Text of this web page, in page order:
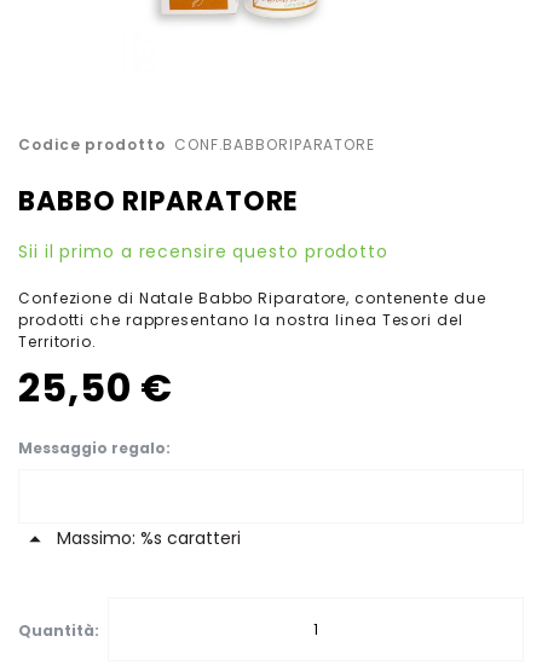
Codice prodotto CONF.BABBORIPARATORE
BABBO RIPARATORE
Sii il primo a recensire questo prodotto
Confezione di Natale Babbo Riparatore, contenente due
prodotti che rappresentano la nostra linea Tesori del
Territorio.
25,50 €
Messaggio regalo
Massimo: %s caratteri
Quantità:
Vai
della
galleria
immagini